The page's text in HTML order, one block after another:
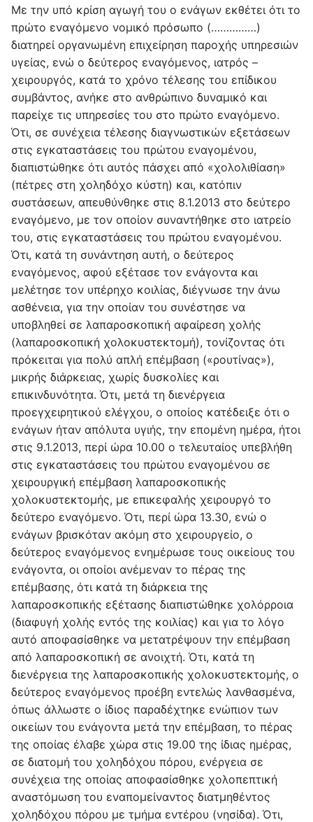
Mε την υπό κρίση αγωγή του ο ενάγων εκθέτει ότι το
πρώτο εναγόμενο νομικό πρόσωπο (……………)
διατηρεί οργανωμένη επιχείρηση παροχής υπηρεσιών
υγείας, ενώ ο δεύτερος εναγόμενος, ιατρός –
χειρουργός, κατά το χρόνο τέλεσης του επίδικου
συμβάντος, ανήκε στο ανθρώπινο δυναμικό και
παρείχε τις υπηρεσίες του στο πρώτο εναγόμενο.
Ότι, σε συνέχεια τέλεσης διαγνωστικών εξετάσεων
στις εγκαταστάσεις του πρώτου εναγομένου,
διαπιστώθηκε ότι αυτός πάσχει από «χολολιθίαση»
(πέτρες στη χοληδόχο κύστη) και, κατόπιν
συστάσεων, απευθύνθηκε στις 8.1.2013 στο δεύτερο
εναγόμενο, με τον οποίον συναντήθηκε στο ιατρείο
του, στις εγκαταστάσεις του πρώτου εναγομένου.
Ότι, κατά τη συνάντηση αυτή, ο δεύτερος
εναγόμενος, αφού εξέτασε τον ενάγοντα και
μελέτησε τον υπέρηχο κοιλίας, διέγνωσε την άνω
ασθένεια, για την οποίαν του συνέστησε να
υποβληθεί σε λαπαροσκοπική αφαίρεση χολής
(λαπαροσκοπική χολοκυστεκτομή), τονίζοντας ότι
πρόκειται για πολύ απλή επέμβαση («ρουτίνας»),
μικρής διάρκειας, χωρίς δυσκολίες και
επικινδυνότητα. Ότι, μετά τη διενέργεια
προεγχειρητικού ελέγχου, ο οποίος κατέδειξε ότι ο
ενάγων ήταν απόλυτα υγιής, την επομένη ημέρα, ήτοι
στις 9.1.2013, περί ώρα 10.00 ο τελευταίος υπεβλήθη
στις εγκαταστάσεις του πρώτου εναγομένου σε
χειρουργική επέμβαση λαπαροσκοπικής
χολοκυστεκτομής, με επικεφαλής χειρουργό το
δεύτερο εναγόμενο. Ότι, περί ώρα 13.30, ενώ ο
ενάγων βρισκόταν ακόμη στο χειρουργείο, ο
δεύτερος εναγόμενος ενημέρωσε τους οικείους του
ενάγοντα, οι οποίοι ανέμεναν το πέρας της
επέμβασης, ότι κατά τη διάρκεια της
λαπαροσκοπικής εξέτασης διαπιστώθηκε χολόρροια
(διαφυγή χολής εντός της κοιλίας) και για το λόγο
αυτό αποφασίσθηκε να μετατρέψουν την επέμβαση
από λαπαροσκοπική σε ανοιχτή. Ότι, κατά τη
διενέργεια της λαπαροσκοπικής χολοκυστεκτομής, ο
δεύτερος εναγόμενος προέβη εντελώς λανθασμένα,
όπως άλλωστε ο ίδιος παραδέχτηκε ενώπιον των
οικείων του ενάγοντα μετά την επέμβαση, το πέρας
της οποίας έλαβε χώρα στις 19.00 της ίδιας ημέρας,
σε διατομή του χοληδόχου πόρου, ενέργεια σε
συνέχεια της οποίας αποφασίσθηκε χολοπεπτική
αναστόμωση του εναπομείναντος διατμηθέντος
χοληδόχου πόρου με τμήμα εντέρου (νησίδα). Ότι,